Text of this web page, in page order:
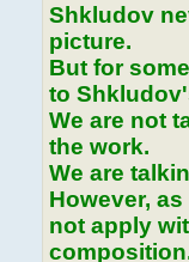
Shkludov
picture.
But for
to
We are not
the work.
We are
However,
not apply